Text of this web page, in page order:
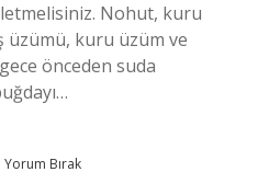
Nohut, kuru
üzümü, kuru üzüm ve
önceden suda
Yorum Bırak